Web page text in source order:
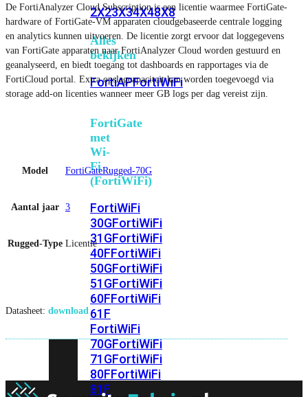
2X23X34X48X8
Alles
bekijken
FortiAPFortiWiFi
FortiGate
met
Wi-
Fi
(FortiWiFi)
FortiWiFi
30GFortiWiFi
31GFortiWiFi
40FFortiWiFi
50GFortiWiFi
51GFortiWiFi
60FFortiWiFi
61F
FortiWiFi
70GFortiWiFi
71GFortiWiFi
80FFortiWiFi
81F
De FortiAnalyzer Cloud Subscription is een licentie waarmee FortiGate-
hardware of FortiGate-VM apparaten cloudgebaseerde centrale logging
en analytics kunnen uitvoeren. De licentie zorgt ervoor dat loggegevens
van FortiGate apparaten naar FortiAnalyzer Cloud worden gestuurd en
geanalyseerd, en biedt toegang tot dashboards en rapportages via de
FortiCloud portal. Extra opslagcapaciteit kan worden toegevoegd via
storage add-on licenties wanneer meer GB logs per dag vereist zijn.
Model FortiGateRugged-70G
Aantal jaar 3
Rugged-Type Licentie
Datasheet: download